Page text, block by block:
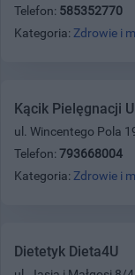
Telefon: 585352770
Kategoria: Zdrowie i
Kącik Pielęgnacji
ul. Wincentego Pola
Telefon: 793668004
Kategoria: Zdrowie i
Dietetyk Dieta4U